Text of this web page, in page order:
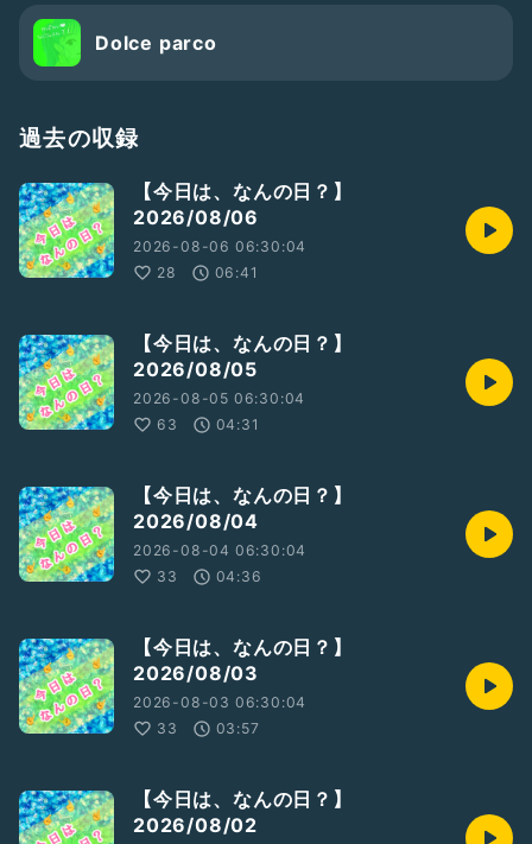
どるちぇの作った造語です。
『終活』『エンディングノート』
『生前整理』
ラジオトーク内で
話す内容か迷いながら進めてきました。
決して死を推奨するものではありません。
そして、わたしが感じ思ったことが主になります。
困ったこと。聴きたいこと。
お便りお待ちしてます。
SNSで見つけた記事内容をもとに
『終活・やること10選』から
「エンディングノートを作成する」
Dolce parco
過去の収録
【今日は、なんの日？】
2026/08/06
2026-08-06 06:30:04
28
06:41
【今日は、なんの日？】
2026/08/05
2026-08-05 06:30:04
63
04:31
【今日は、なんの日？】
2026/08/04
2026-08-04 06:30:04
33
04:36
【今日は、なんの日？】
2026/08/03
2026-08-03 06:30:04
33
03:57
【今日は、なんの日？】
2026/08/02